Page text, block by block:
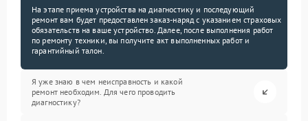
На этапе приема устройства на диагностику и последующий
ремонт вам будет предоставлен заказ-наряд с указанием страховых
обязательств на ваше устройство. Далее, после выполнения работ
по ремонту техники, вы получите акт выполненных работ и
гарантийный талон.
Я уже знаю в чем неисправность и какой
ремонт необходим. Для чего проводить
диагностику?